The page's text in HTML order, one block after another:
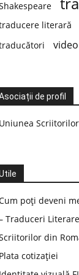
literară
video
de profil
Uniunea
poți deveni
Traduceri
din
Plata cotizației